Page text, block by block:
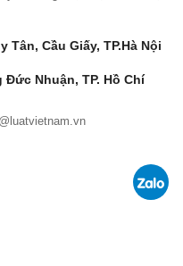
Tân, Cầu Giấy, TP.Hà Nội
Đức Nhuận, TP. Hồ Chí